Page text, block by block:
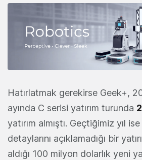
Hatırlatmak gerekirse Geek+,
ayında C serisi yatırım turunda
yatırım almıştı. Geçtiğimiz yıl
detaylarını açıklamadığı bir
aldığı 100 milyon dolarlık yeni